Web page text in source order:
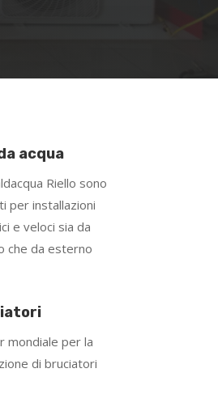
acqua
Riello sono
per installazioni
e veloci sia da
che da esterno
mondiale per la
di bruciatori